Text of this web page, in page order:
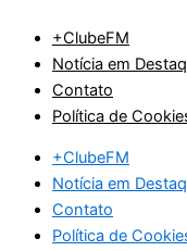
para
conteúdo
+ClubeFM
Notícia em
Contato
Política de
+ClubeFM
Notícia em
Contato
Política de